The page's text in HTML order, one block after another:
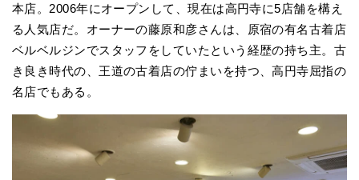
本店。2006年にオープンして、現在は高円寺に5店舗を構え
る人気店だ。オーナーの藤原和彦さんは、原宿の有名古着店
ベルベルジンでスタッフをしていたという経歴の持ち主。古
き良き時代の、王道の古着店の佇まいを持つ、高円寺屈指の
名店でもある。